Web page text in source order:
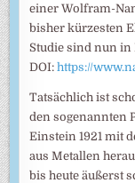
einer Wolfram-
bisher kürzesten
Studie sind nun in
DOI:https://
Tatsächlich ist
den sogenannten
Einstein 1921 mit
aus Metallen
bis heute äußerst